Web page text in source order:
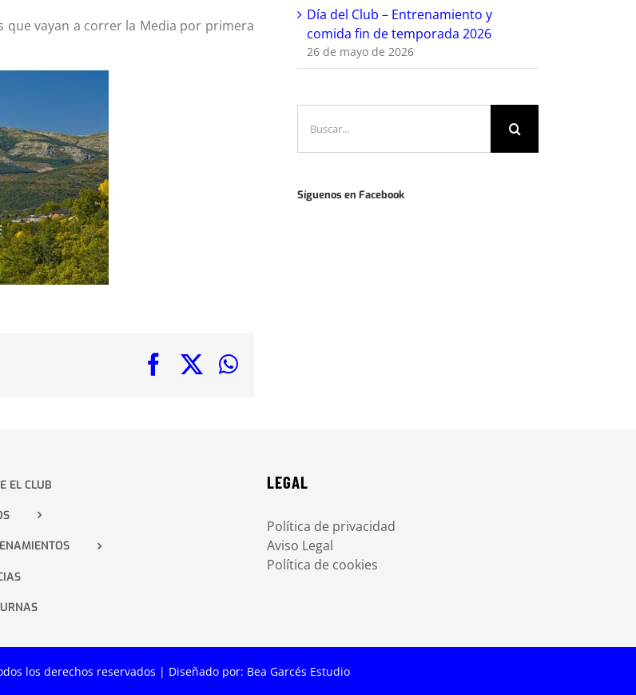
vayan a correr la Media por primera
FacebookWhatsApp
Día del Club – Entrenamiento y
comida fin de temporada 2026
26 de mayo de 2026
Síguenos en Facebook
EL CLUB
LEGAL
Política de privacidad
Aviso Legal
Política de cookies
los derechos reservados | Diseñado por: Bea Garcés Estudio